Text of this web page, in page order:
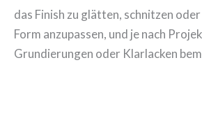
das Finish zu glätten, schnitzen
Form anzupassen, und je nach
Grundierungen oder Klarlacken